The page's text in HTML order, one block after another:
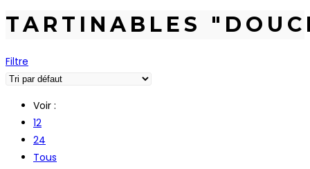
TARTINABLES
Filtre
Voir :
12
24
Tous